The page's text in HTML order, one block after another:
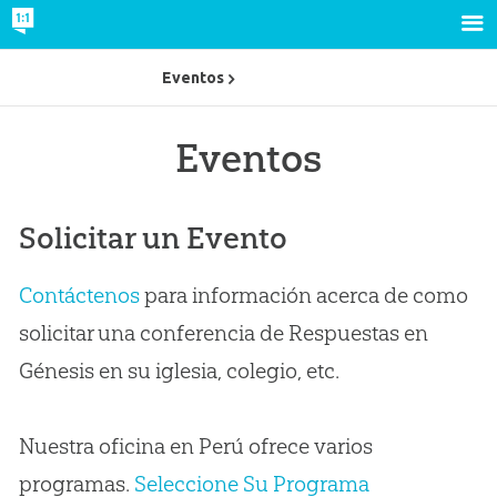
Eventos
Solicitar un Evento
Contáctenospara información acerca de como
solicitar una conferencia de Respuestas en
Génesis en su iglesia, colegio, etc.
Nuestra oficina en Perú ofrece varios
programas. Seleccione Su Programa
Eventos